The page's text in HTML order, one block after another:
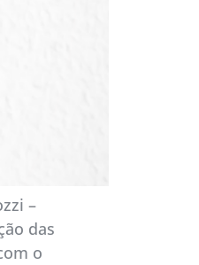
–
das
o